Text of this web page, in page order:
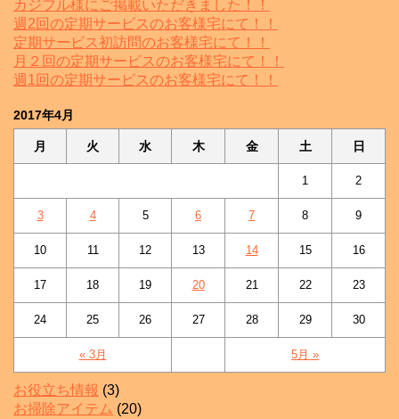
カジフル様にご掲載いただきました！！
週2回の定期サービスのお客様宅にて！！
定期サービス初訪問のお客様宅にて！！
月２回の定期サービスのお客様宅にて！！
週1回の定期サービスのお客様宅にて！！
2017年4月
月 火 水 木 金 土 日
« 3月 5月 »
1 2
3 4 5 6 7 8 9
10 11 12 13 14 15 16
17 18 19 20 21 22 23
24 25 26 27 28 29 30
お役立ち情報 (3)
お掃除アイテム (20)